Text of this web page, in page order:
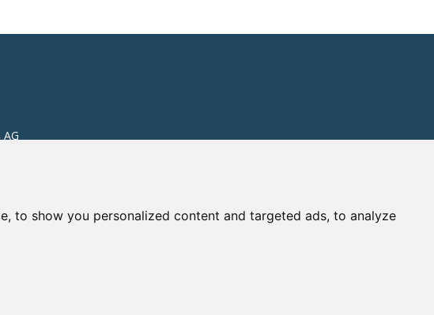
to show you personalized content and targeted ads, to analyze